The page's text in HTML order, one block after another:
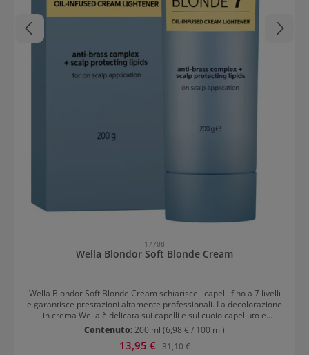
17708
Wella Blondor Soft Blonde Cream
Wella Blondor Soft Blonde Cream schiarisce i capelli fino a 7 livelli
e garantisce prestazioni altamente professionali. La decolorazione
in crema Wella è delicata sui capelli e sul cuoio capelluto e
previene le rotture dei capelli. I lipidi che rivestano ogni singolo
capello sigillano l’idratazione all’interno della fibra capillare. La
formulazione extra delicata permette un utilizzo sicuro sulle radici
Contenuto:200 ml (6,98 € / 100 ml)
Prezzo di vendita:
13,95 € Prezzo normale:
31,10 €